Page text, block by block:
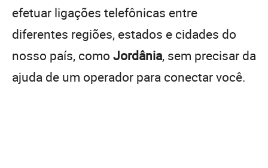
efetuar ligações telefônicas entre
diferentes regiões, estados e cidades do
nosso país, como Jordânia, sem precisar da
ajuda de um operador para conectar você.